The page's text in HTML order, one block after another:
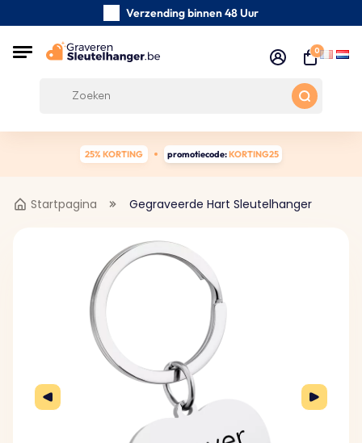
Verzending binnen 48 Uur
Klanten Beoordelingen:
0/5
0
25% KORTING promotiecode:KORTING25
Startpagina Gegraveerde Hart Sleutelhanger